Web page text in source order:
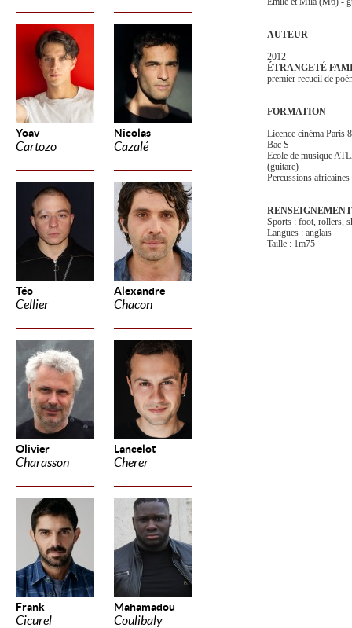
Yoav
Cartozo
Nicolas
Cazalé
Téo
Cellier
Alexandre
Chacon
Olivier
Charasson
Lancelot
Cherer
Frank
Cicurel
Mahamadou
Coulibaly
AUTEUR
2012
ÉTRANGETÉ
premier recueil de
FORMATION
Licence cinéma Paris 8
Bac S
Ecole de musique
(guitare)
Percussions africaines
Sports : foot, rollers,
Langues : anglais
Taille : 1m75